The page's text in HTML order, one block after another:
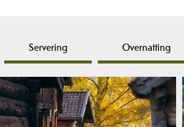
Servering Overnatting